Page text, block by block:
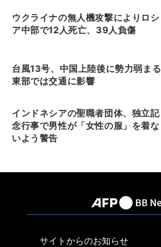
ウクライナの無人機攻撃によりロシ
ア中部で12人死亡、39人負傷
台風13号、中国上陸後に勢力弱まる
東部では交通に影響
インドネシアの聖職者団体、独立記
念行事で男性が「女性の服」を着な
いよう警告
サイトからのお知らせ